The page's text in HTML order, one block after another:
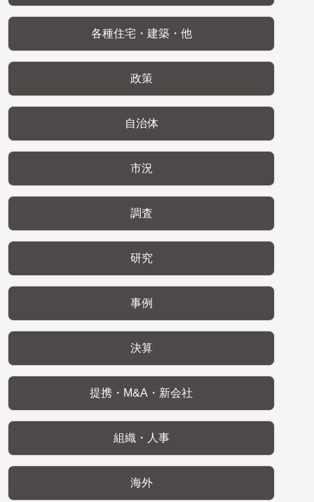
各種住宅・建築・他
政策
自治体
市況
調査
研究
事例
決算
提携・M&A・新会社
組織・人事
海外